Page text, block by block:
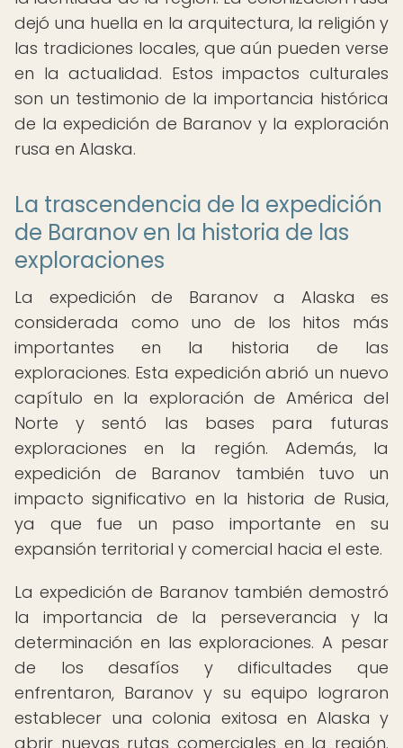
dejó una huella en la arquitectura, la religión y
las tradiciones locales, que aún pueden verse
en la actualidad. Estos impactos culturales
son un testimonio de la importancia histórica
de la expedición de Baranov y la exploración
rusa en Alaska.
La trascendencia de la expedición
de Baranov en la historia de las
exploraciones
La expedición de Baranov a Alaska es
considerada como uno de los hitos más
importantes en la historia de las
exploraciones. Esta expedición abrió un nuevo
capítulo en la exploración de América del
Norte y sentó las bases para futuras
exploraciones en la región. Además, la
expedición de Baranov también tuvo un
impacto significativo en la historia de Rusia,
ya que fue un paso importante en su
expansión territorial y comercial hacia el este.
La expedición de Baranov también demostró
la importancia de la perseverancia y la
determinación en las exploraciones. A pesar
de los desafíos y dificultades que
enfrentaron, Baranov y su equipo lograron
establecer una colonia exitosa en Alaska y
abrir nuevas rutas comerciales en la región.